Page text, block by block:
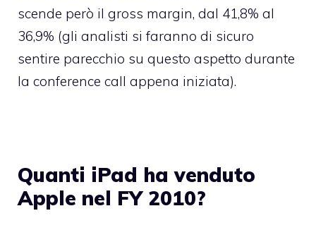
scende però il gross margin, dal 41,8% al
36,9% (gli analisti si faranno di sicuro
sentire parecchio su questo aspetto durante
la conference call appena iniziata).
Quanti iPad ha venduto
Apple nel FY 2010?